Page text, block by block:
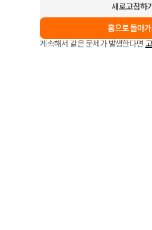
새로고침하
홈으로 돌아
계속해서 같은 문제가 발생한다면